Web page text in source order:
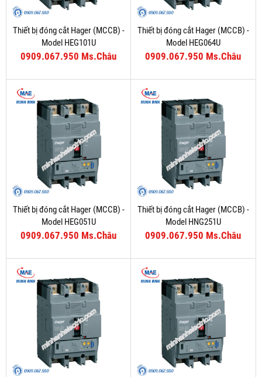
Thiết bị đóng cắt Hager (MCCB) -
Model HEG101U
0909.067.950 Ms.Châu
Thiết bị đóng cắt Hager (MCCB) -
Model HEG064U
0909.067.950 Ms.Châu
Thiết bị đóng cắt Hager (MCCB) -
Model HEG051U
0909.067.950 Ms.Châu
Thiết bị đóng cắt Hager (MCCB) -
Model HNG251U
0909.067.950 Ms.Châu